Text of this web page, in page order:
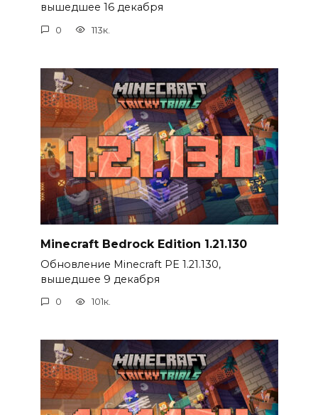
вышедшее 16 декабря
0 113к.
Minecraft Bedrock Edition 1.21.130
Обновление Minecraft PE 1.21.130,
вышедшее 9 декабря
0 101к.